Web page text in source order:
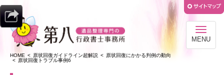
HOME 原状回復ガイドライン超解説
原状回復にかかる判例の動向
原状回復トラブル事例6
MENU